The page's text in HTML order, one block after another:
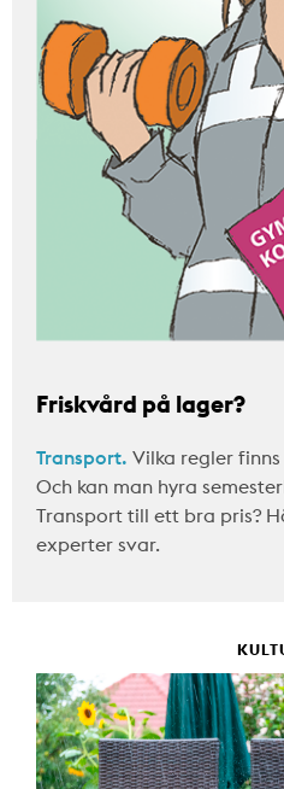
Friskvård på lager?
Transport. Vilka regler
Och kan man hyra
Transport till ett bra pris?
experter svar.